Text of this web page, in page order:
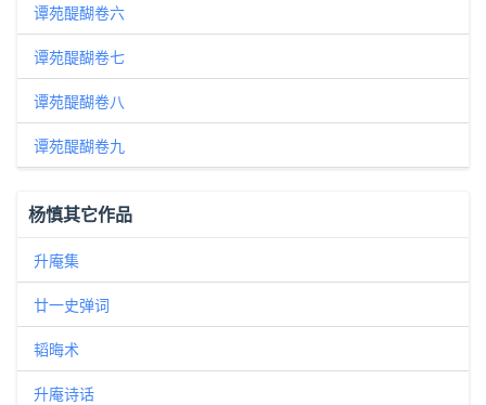
谭苑醍醐卷六
谭苑醍醐卷七
谭苑醍醐卷八
谭苑醍醐卷九
杨慎其它作品
升庵集
廿一史弹词
韬晦术
升庵诗话